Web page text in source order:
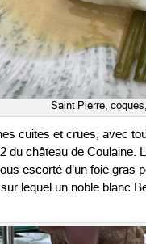
Saint Pierre,
cuites et crues, avec
du château de Coulaine.
escorté d’un foie gras
lequel un noble blanc